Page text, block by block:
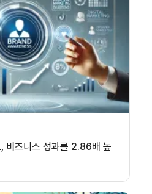
비즈니스 성과를 2.86배 높